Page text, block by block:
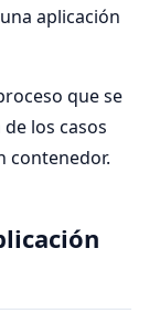
aplicación
que se
los casos
contenedor.